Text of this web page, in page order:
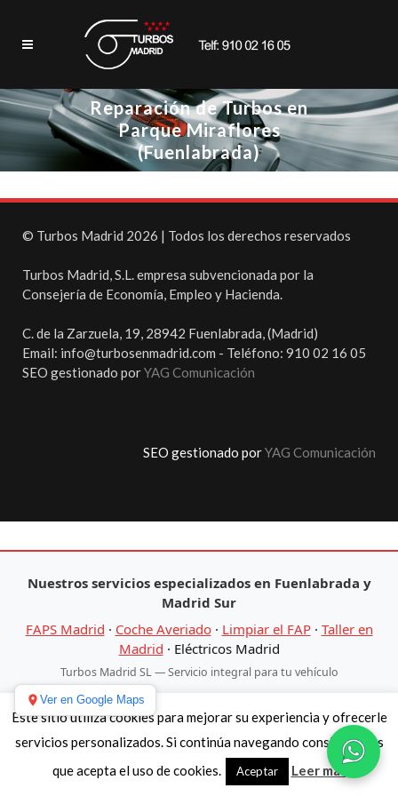
Reparación de Turbos en
Parque Miraflores
(Fuenlabrada)
© Turbos Madrid 2026 | Todos los derechos reservados
Turbos Madrid, S.L. empresa subvencionada por la
Consejería de Economía, Empleo y Hacienda.
C. de la Zarzuela, 19, 28942 Fuenlabrada, (Madrid)
Email: info@turbosenmadrid.com - Teléfono: 910 02 16 05
SEO gestionado porYAG Comunicación
SEO gestionado porYAG Comunicación
Este sitio utiliza cookies para mejorar su experiencia y ofrecerle
servicios personalizados. Si continúa navegando consideramos
que acepta el uso de cookies.
Aceptar Leer más
Nuestros servicios especializados en Fuenlabrada y
Madrid Sur
FAPS Madrid · Coche Averiado· Limpiar el FAP· Taller en
Madrid · Eléctricos Madrid
Turbos Madrid SL — Servicio integral para tu vehículo
Ver en Google Maps